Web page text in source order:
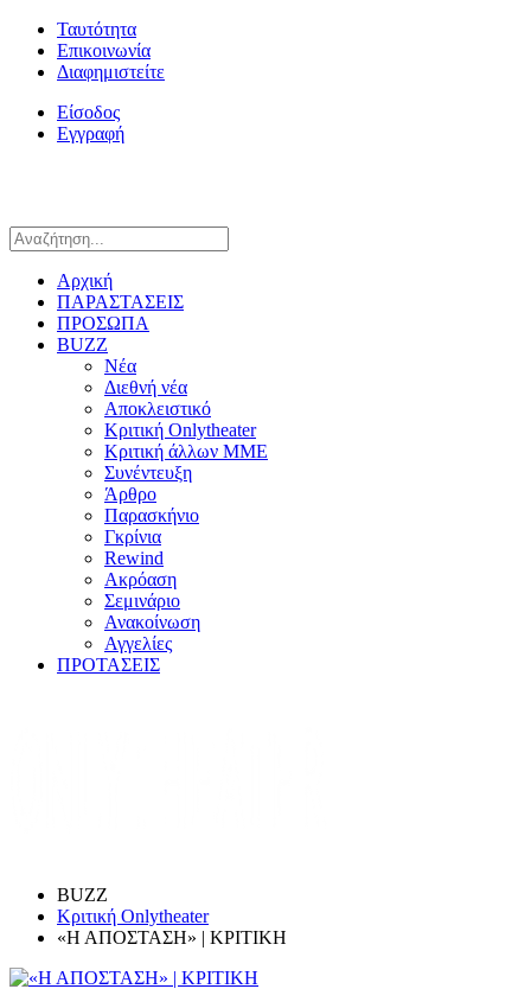
Ταυτότητα
Επικοινωνία
Διαφημιστείτε
Είσοδος
Εγγραφή
Αρχική
ΠΑΡΑΣΤΑΣΕΙΣ
ΠΡΟΣΩΠΑ
BUZZ
Νέα
Διεθνή νέα
Αποκλειστικό
Κριτική Onlytheater
Κριτική άλλων ΜΜΕ
Συνέντευξη
Άρθρο
Παρασκήνιο
Γκρίνια
Rewind
Ακρόαση
Σεμινάριο
Ανακοίνωση
Αγγελίες
ΠΡΟΤΑΣΕΙΣ
BUZZ
Κριτική Onlytheater
«Η ΑΠΟΣΤΑΣΗ» | ΚΡΙΤΙΚΗ